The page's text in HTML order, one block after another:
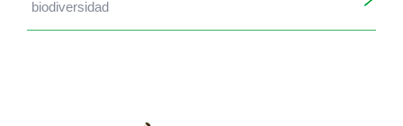
biodiversidad